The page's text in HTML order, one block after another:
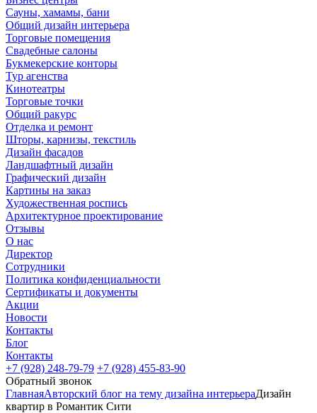
Сауны, хамамы, бани
Общий дизайн интерьера
Торговые помещения
Свадебные салоны
Букмекерские конторы
Тур агенства
Кинотеатры
Торговые точки
Общий ракурс
Отделка и ремонт
Шторы, карнизы, текстиль
Дизайн фасадов
Ландшафтный дизайн
Графический дизайн
Картины на заказ
Художественная роспись
Архитектурное проектирование
Отзывы
О нас
Директор
Сотрудники
Политика конфиденциальности
Сертификаты и документы
Акции
Новости
Контакты
Блог
Контакты
+7 (928) 248-79-79 +7 (928) 455-83-90
Обратный звонок
ГлавнаяАвторский блог на тему дизайна интерьераДизайн
квартир в Романтик Сити